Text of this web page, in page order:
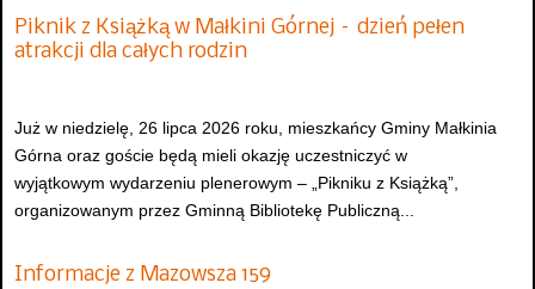
Piknik z Książką w Małkini Górnej – dzień pełen
atrakcji dla całych rodzin
Już w niedzielę, 26 lipca 2026 roku, mieszkańcy Gminy Małkinia
Górna oraz goście będą mieli okazję uczestniczyć w
wyjątkowym wydarzeniu plenerowym – „Pikniku z Książką”,
organizowanym przez Gminną Bibliotekę Publiczną...
Informacje z Mazowsza 159